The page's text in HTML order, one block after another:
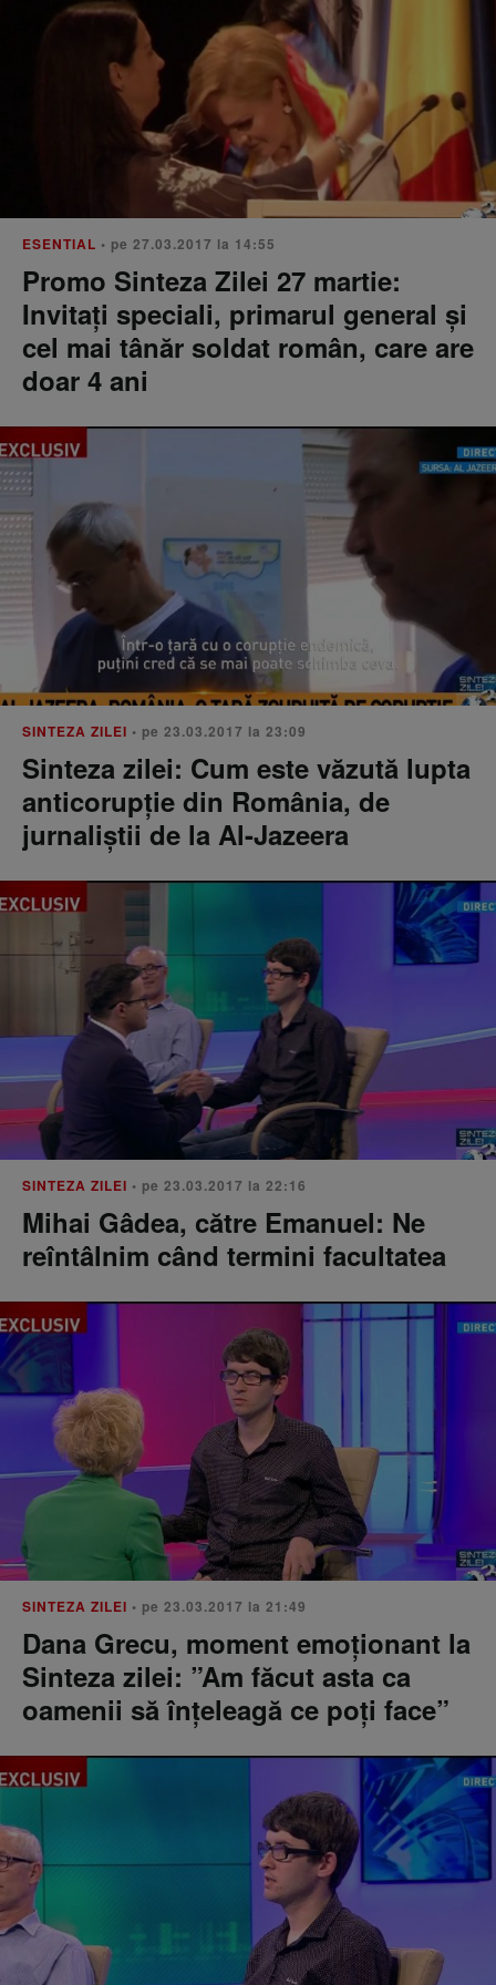
ESENTIAL • pe 27.03.2017 la 14:55
Promo Sinteza Zilei 27 martie:
Invitați speciali, primarul general și
cel mai tânăr soldat român, care are
doar 4 ani
SINTEZA ZILEI • pe 23.03.2017 la 23:09
Sinteza zilei: Cum este văzută lupta
anticorupție din România, de
jurnaliștii de la Al-Jazeera
SINTEZA ZILEI • pe 23.03.2017 la 22:16
Mihai Gâdea, către Emanuel: Ne
reîntâlnim când termini facultatea
SINTEZA ZILEI • pe 23.03.2017 la 21:49
Dana Grecu, moment emoționant la
Sinteza zilei: ”Am făcut asta ca
oamenii să înțeleagă ce poți face”